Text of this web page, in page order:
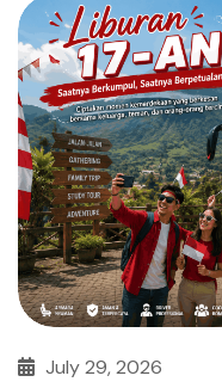
July 29, 2026